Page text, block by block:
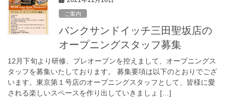
ご案内
バンクサンドイッチ三田聖坂店の
オープニングスタッフ募集
12月下旬より研修、プレオープンを控えまして、オープニングス
タッフを募集いたしております。 募集要項は以下のとおりでござ
います。東京第１号店のオープニングスタッフとして、皆様に愛
される楽しいスペースを作り出していきましょ […]